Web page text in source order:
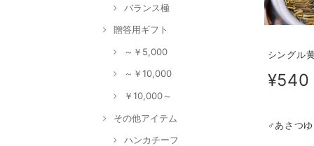
バランス極
贈答用ギフト
～￥5,000
～￥10,000
￥10,000～
その他アイテム
ハンカチーフ
シングル
¥540
♂あさつ